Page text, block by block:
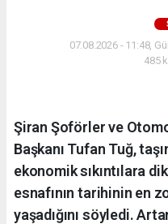
07.08.2026 - 11:48,
485
Şiran Şoförler ve
Başkanı Tufan Tuğ,
ekonomik sıkıntılara
esnafının tarihinin en
yaşadığını söyledi.